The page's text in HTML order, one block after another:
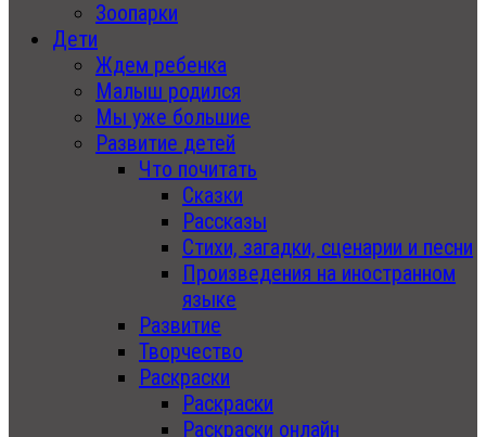
Зоопарки
Дети
Ждем ребенка
Малыш родился
Мы уже большие
Развитие детей
Что почитать
Сказки
Рассказы
Стихи, загадки, сценарии и песни
Произведения на иностранном
языке
Развитие
Творчество
Раскраски
Раскраски
Раскраски онлайн